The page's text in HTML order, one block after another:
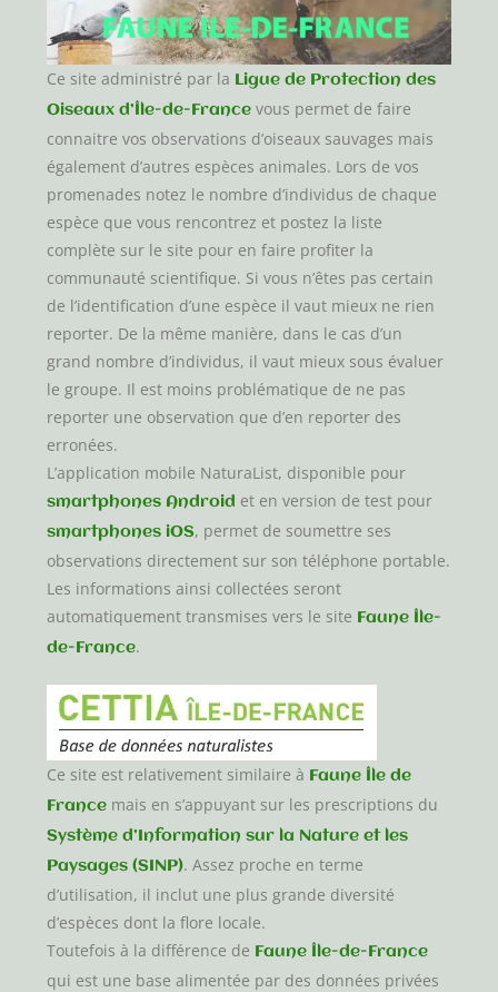
Ce site administré par la Ligue de Protection des
Oiseaux d’Île-de-France vous permet de faire
connaitre vos observations d’oiseaux sauvages mais
également d’autres espèces animales. Lors de vos
promenades notez le nombre d’individus de chaque
espèce que vous rencontrez et postez la liste
complète sur le site pour en faire profiter la
communauté scientifique. Si vous n’êtes pas certain
de l’identification d’une espèce il vaut mieux ne rien
reporter. De la même manière, dans le cas d’un
grand nombre d’individus, il vaut mieux sous évaluer
le groupe. Il est moins problématique de ne pas
reporter une observation que d’en reporter des
erronées.
L’application mobile NaturaList, disponible pour
smartphones Android et en version de test pour
smartphones iOS, permet de soumettre ses
observations directement sur son téléphone portable.
Les informations ainsi collectées seront
automatiquement transmises vers le site Faune Île-
de-France.
Ce site est relativement similaire à Faune Île de
France mais en s’appuyant sur les prescriptions du
Système d’Information sur la Nature et les
Paysages (SINP). Assez proche en terme
d’utilisation, il inclut une plus grande diversité
d’espèces dont la flore locale.
Toutefois à la différence de Faune Île-de-France
qui est une base alimentée par des données privées